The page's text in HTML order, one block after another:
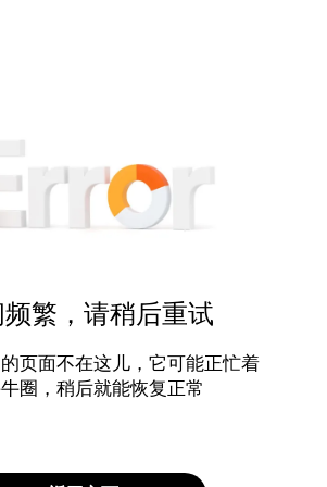
繁，请稍后重试
页面不在这儿，它可能正忙着
圈，稍后就能恢复正常